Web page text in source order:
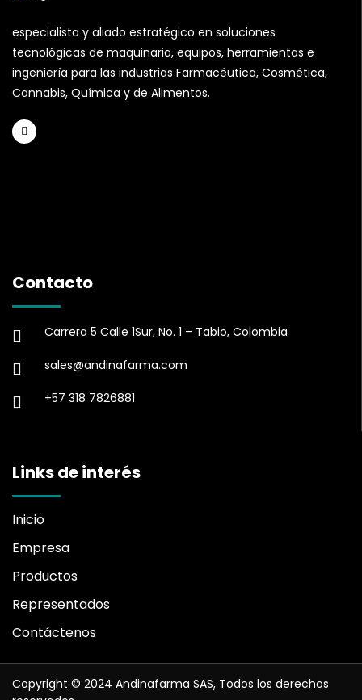
especialista y aliado estratégico en soluciones
tecnológicas de maquinaria, equipos, herramientas e
ingeniería para las industrias Farmacéutica, Cosmética,
Cannabis, Química y de Alimentos.
Contacto
Carrera 5 Calle 1Sur, No. 1 – Tabio, Colombia
sales@andinafarma.com
+57 318 7826881
Links de interés
Inicio
Empresa
Productos
Representados
Contáctenos
Copyright © 2024 Andinafarma SAS, Todos los derechos